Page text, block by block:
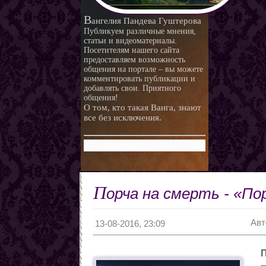
любви.
Любовная ворожба народов
мира
Магия и красота
Приворотные зелья
Как приготовить
Сексуальные напитки
Законы кармы
Знаки кармы
Молитвы
партнера
по знаку Зодиака.
Романтические приметы
Виды Гадания и правила
Хиромантия
О действии приворота
Любовные привороты
Вангелия Пандева Гуштерова
Публикуем различные мнения,
статьи и видеоматериалы.
Посетителям нашего сайта
предоставляем возможность
общения на портале – вы можете
комментировать публикации и
добавлять свои. Приятного
общения!
О том, кто такая Ванга, знают
все без исключения.
Порча на смерть -
13-08-2016, 23:09